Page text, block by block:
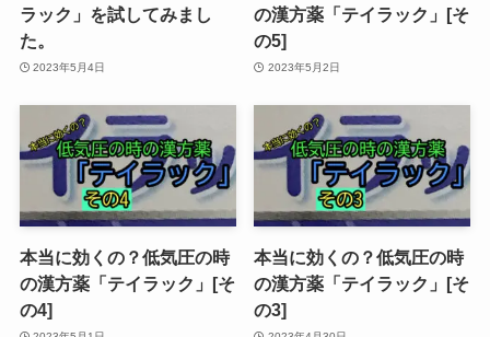
ラック」を試してみまし
た。
2023年5月4日
の漢方薬「テイラック」[そ
の5]
2023年5月2日
本当に効くの？低気圧の時
の漢方薬「テイラック」[そ
の4]
本当に効くの？低気圧の時
の漢方薬「テイラック」[そ
の3]